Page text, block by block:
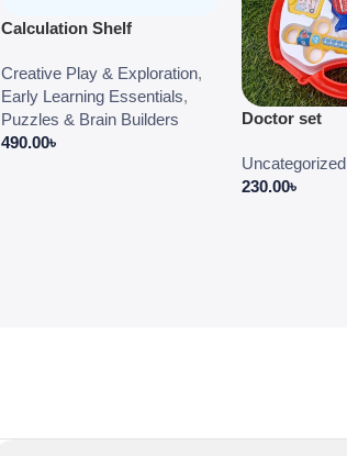
Calculation Shelf
Creative Play & Exploration,
Early Learning Essentials,
Puzzles & Brain Builders
490.00৳
Doctor set
Uncategorized
230.00৳